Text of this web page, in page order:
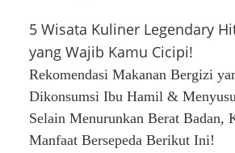
5 Wisata Kuliner Legendary
yang Wajib Kamu Cicipi!
Rekomendasi Makanan Bergizi
Dikonsumsi Ibu Hamil &
Selain Menurunkan Berat Badan,
Manfaat Bersepeda Berikut Ini!